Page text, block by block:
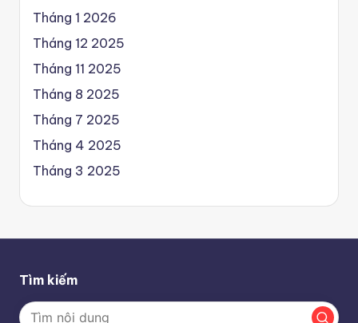
Tháng 1 2026
Tháng 12 2025
Tháng 11 2025
Tháng 8 2025
Tháng 7 2025
Tháng 4 2025
Tháng 3 2025
Tìm kiếm